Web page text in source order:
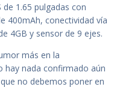
1.65 pulgadas con
400mAh, conectividad vía
4GB y sensor de 9 ejes.
más en la
hay nada confirmado aún
no debemos poner en